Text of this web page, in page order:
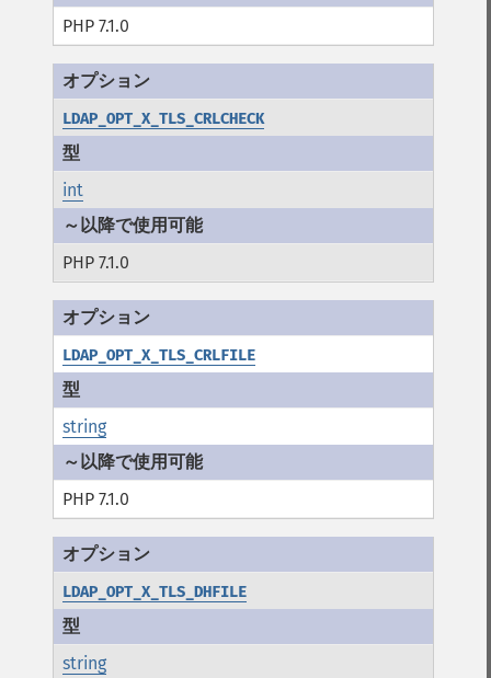
PHP 7.1.0
LDAP_OPT_X_TLS_CRLCHECK
int
PHP 7.1.0
LDAP_OPT_X_TLS_CRLFILE
string
PHP 7.1.0
LDAP_OPT_X_TLS_DHFILE
string